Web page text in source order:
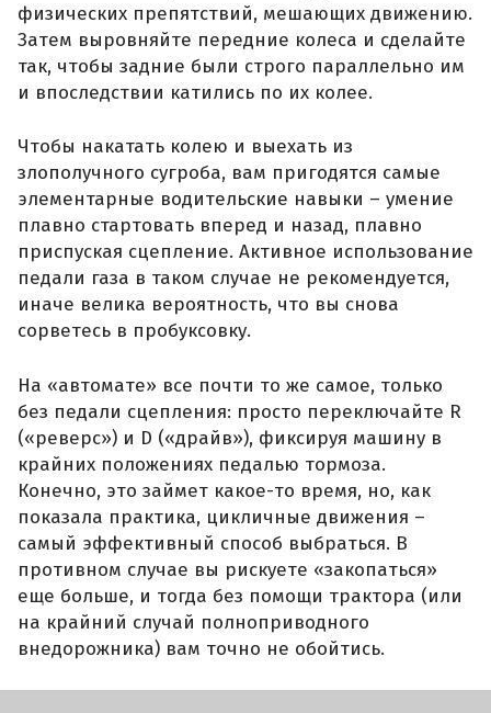
физических препятствий, мешающих движению.
Затем выровняйте передние колеса и сделайте
так, чтобы задние были строго параллельно им
и впоследствии катились по их колее.
Чтобы накатать колею и выехать из
злополучного сугроба, вам пригодятся самые
элементарные водительские навыки – умение
плавно стартовать вперед и назад, плавно
приспуская сцепление. Активное использование
педали газа в таком случае не рекомендуется,
иначе велика вероятность, что вы снова
сорветесь в пробуксовку.
На «автомате» все почти то же самое, только
без педали сцепления: просто переключайте R
(«реверс») и D («драйв»), фиксируя машину в
крайних положениях педалью тормоза.
Конечно, это займет какое-то время, но, как
показала практика, цикличные движения –
самый эффективный способ выбраться. В
противном случае вы рискуете «закопаться»
еще больше, и тогда без помощи трактора (или
на крайний случай полноприводного
внедорожника) вам точно не обойтись.